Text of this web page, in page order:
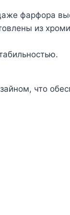
фарфора
из
что